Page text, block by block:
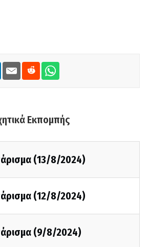
Εκπομπής
(13/8/2024)
(12/8/2024)
(9/8/2024)